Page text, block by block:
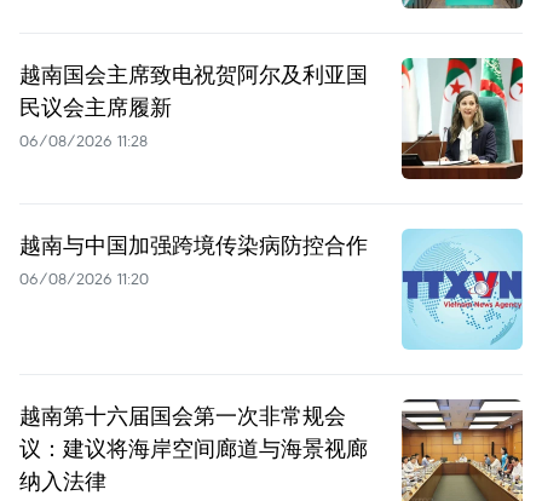
越南国会主席致电祝贺阿尔及利亚国
民议会主席履新
06/08/2026 11:28
越南与中国加强跨境传染病防控合作
06/08/2026 11:20
越南第十六届国会第一次非常规会
议：建议将海岸空间廊道与海景视廊
纳入法律